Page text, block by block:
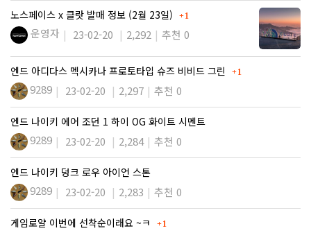
노스페이스 x 클랏 발매 정보 (2월 23일) 댓글
1
운영자 23-02-20 2,292 추천 0
엔드 아디다스 멕시카나 프로토타입 슈즈 비비드 그린 댓글
1
9289 23-02-20 2,297 추천 0
엔드 나이키 에어 조던 1 하이 OG 화이트 시멘트
9289 23-02-20 2,284 추천 0
엔드 나이키 덩크 로우 아이언 스톤
9289 23-02-20 2,283 추천 0
게임로얄 이번에 선착순이래요 ~ㅋ 댓글
1